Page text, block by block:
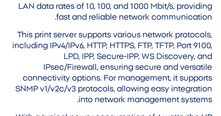
LAN data rates of 10, 100, and 1000 Mbit/s, providing
fast and reliable network communication.
This print server supports various network protocols,
including IPv4/IPv6, HTTP, HTTPS, FTP, TFTP, Port 9100,
LPD, IPP, Secure-IPP, WS Discovery, and
IPsec/Firewall, ensuring secure and versatile
connectivity options. For management, it supports
SNMP v1/v2c/v3 protocols, allowing easy integration
into network management systems.